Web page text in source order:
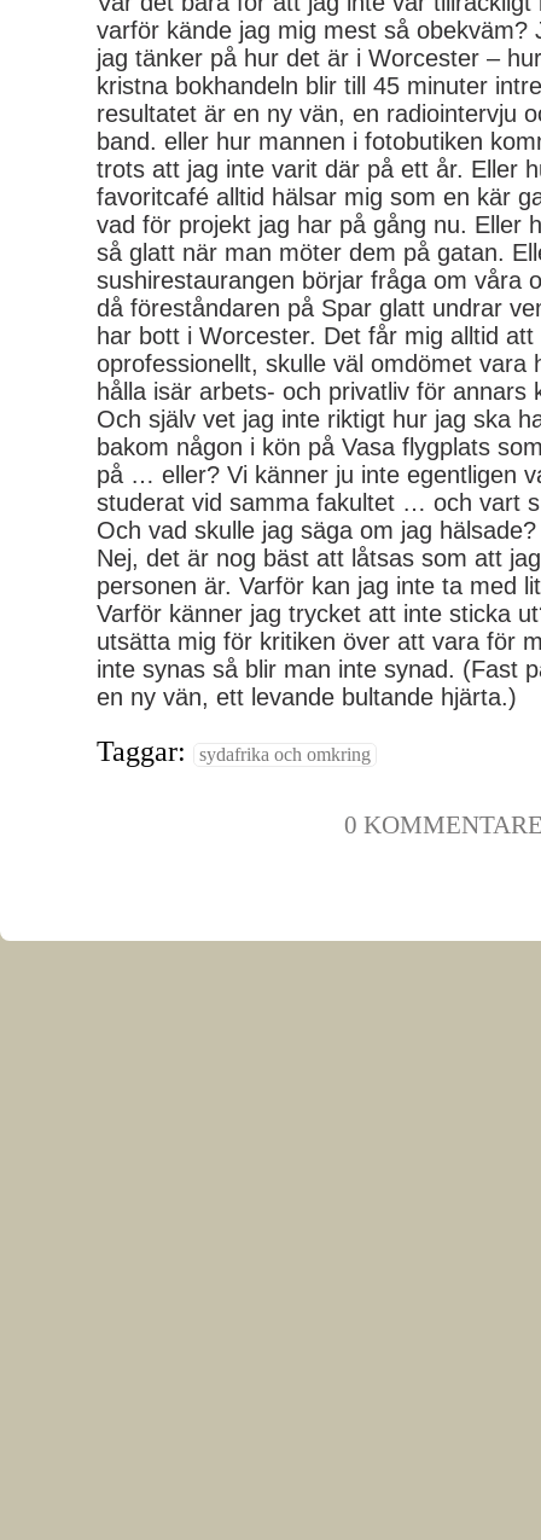
varför kände jag mig mest så obekväm?
jag tänker på hur det är i Worcester –
kristna bokhandeln blir till 45 minuter
resultatet är en ny vän, en radiointervju
band. eller hur mannen i fotobutiken
trots att jag inte varit där på ett år. Eller
favoritcafé alltid hälsar mig som en kär
vad för projekt jag har på gång nu. Eller
så glatt när man möter dem på gatan.
sushirestaurangen börjar fråga om våra
då föreståndaren på Spar glatt undrar
har bott i Worcester. Det får mig alltid
oprofessionellt, skulle väl omdömet vara
hålla isär arbets- och privatliv för annars
Och själv vet jag inte riktigt hur jag ska
bakom någon i kön på Vasa flygplats
på … eller? Vi känner ju inte egentligen
studerat vid samma fakultet … och vart
Och vad skulle jag säga om jag
Nej, det är nog bäst att låtsas som att
personen är. Varför kan jag inte ta med
Varför känner jag trycket att inte sticka
utsätta mig för kritiken över att vara för
inte synas så blir man inte synad. (Fast
en ny vän, ett levande bultande hjärta.)
Taggar: sydafrika och omkring
0